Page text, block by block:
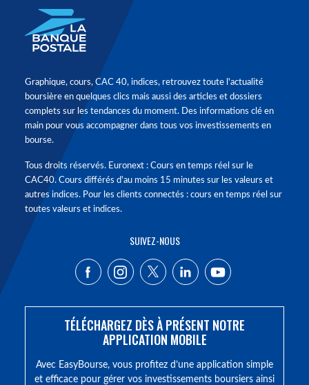
Graphique, cours, CAC 40, indices, retrouvez toute l'actualité
boursière en quelques clics mais aussi des articles et dossiers
complets sur les tendances du moment. Des informations clé en
main pour vous accompagner dans tous vos investissements en
bourse.
Tous droits réservés. Euronext : Cours en temps réel sur le
CAC40. Cours différés d'au moins 15 minutes sur les valeurs et
autres indices. Pour les clients connectés : cours en temps réel sur
toutes valeurs et indices.
SUIVEZ-NOUS
TÉLÉCHARGEZ DÈS À PRÉSENT NOTRE
APPLICATION MOBILE
Avec EasyBourse, vous profitez d’une application simple
et efficace pour gérer vos investissements boursiers ainsi